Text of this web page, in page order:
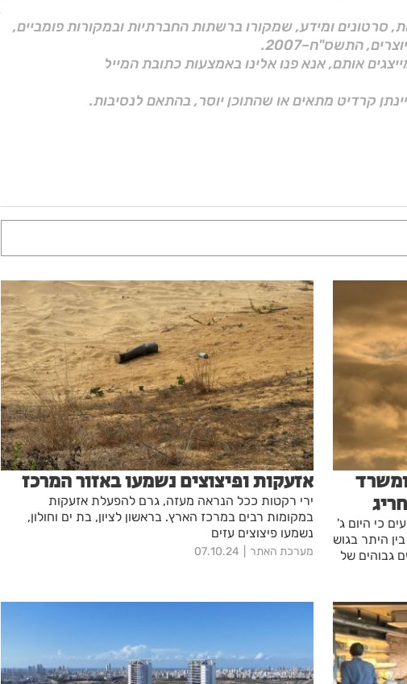
סרטונים ומידע, שמקורו ברשתות החברתיות ובמקורות פומביים,
אותם, אנא פנו אלינו באמצעות כתובת המייל
קרדיט מתאים או שהתוכן יוסר, בהתאם לנסיבות.
כי היום ג'
בין היתר בגוש
גבוהים של
אזעקות ופיצוצים נשמעו באזור המרכז
ירי רקטות ככל הנראה מעזה, גרם להפעלת אזעקות
במקומות רבים במרכז הארץ. בראשון לציון, בת ים וחולון,
נשמעו פיצוצים עזים
מערכת האתר 07.10.24